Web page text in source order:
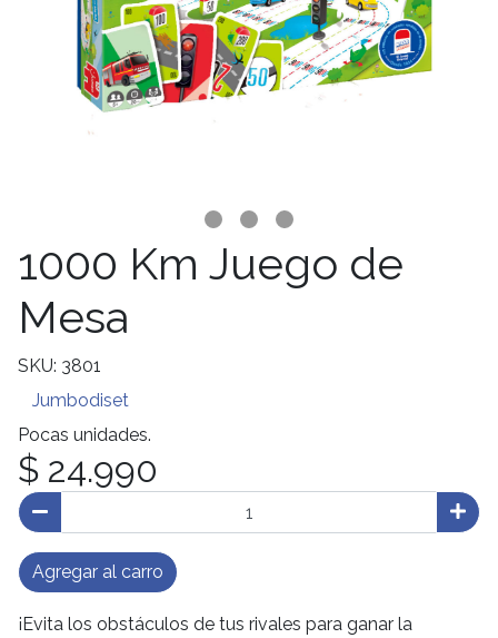
1000 Km Juego de
Mesa
SKU: 3801
Jumbodiset
Pocas unidades.
$ 24.990
Agregar al carro
¡Evita los obstáculos de tus rivales para ganar la